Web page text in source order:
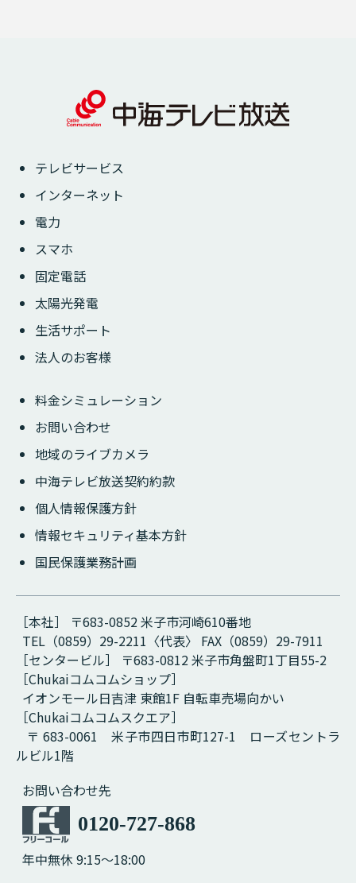
テレビサービス
インターネット
電力
スマホ
固定電話
太陽光発電
生活サポート
法人のお客様
料金シミュレーション
お問い合わせ
地域のライブカメラ
中海テレビ放送契約約款
個人情報保護方針
情報セキュリティ基本方針
国民保護業務計画
［本社］ 〒683-0852 米子市河崎610番地
TEL（0859）29-2211〈代表〉 FAX（0859）29-7911
［センタービル］ 〒683-0812 米子市角盤町1丁目55-2
［Chukaiコムコムショップ］
イオンモール日吉津 東館1F 自転車売場向かい
［Chukaiコムコムスクエア］
〒 683-0061 米子市四日市町127-1 ローズセントラ
ルビル1階
お問い合わせ先
0120-727-868
年中無休 9:15～18:00